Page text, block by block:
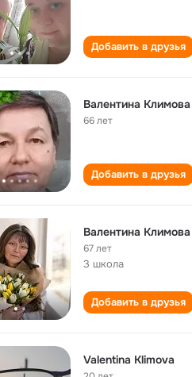
Добавить в друзья
Валентина Климова
66 лет
Добавить в друзья
Валентина Климова
67 лет
3 школа
Добавить в друзья
Valentina Klimova